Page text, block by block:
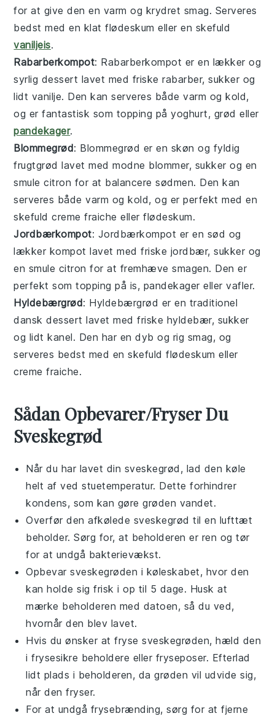
for at give den en varm og krydret smag. Serveres
bedst med en klatflødeskum eller en skefuld
vaniljeis.
Rabarberkompot: Rabarberkompot er en lækker og
syrlig dessert lavet med friskerabarber, sukker og
lidt vanilje. Den kan serveres både varm og kold,
og er fantastisk som topping påyoghurt, grød eller
pandekager.
Blommegrød: Blommegrød er en skøn og fyldig
frugtgrød lavet med modne blommer, sukker og en
smulecitron for at balancere sødmen. Den kan
serveres både varm og kold, og er perfekt med en
skefuldcreme fraiche ellerflødeskum.
Jordbærkompot: Jordbærkompot er en sød og
lækker kompot lavet med friske jordbær, sukker og
en smule citron for at fremhæve smagen. Den er
perfekt som topping på is, pandekager ellervafler.
Hyldebærgrød: Hyldebærgrød er en traditionel
danskdessert lavet med friske hyldebær, sukker
og lidtkanel. Den har en dyb og rig smag, og
serveres bedst med en skefuldflødeskum eller
creme fraiche.
Sådan Opbevarer/Fryser Du
Sveskegrød
Når du har lavet din sveskegrød , lad den køle
helt af ved stuetemperatur. Dette forhindrer
kondens, som kan gøre grøden vandet.
Overfør den afkølede sveskegrød til en lufttæt
beholder. Sørg for, at beholderen er ren og tør
for at undgå bakterievækst.
Opbevarsveskegrøden i køleskabet, hvor den
kan holde sig frisk i op til 5 dage. Husk at
mærke beholderen med datoen, så du ved,
hvornår den blev lavet.
Hvis du ønsker at frysesveskegrøden, hæld den
i frysesikre beholdere eller fryseposer. Efterlad
lidt plads i beholderen, da grøden vil udvide sig,
når den fryser.
For at undgå frysebrænding, sørg for at fjerne